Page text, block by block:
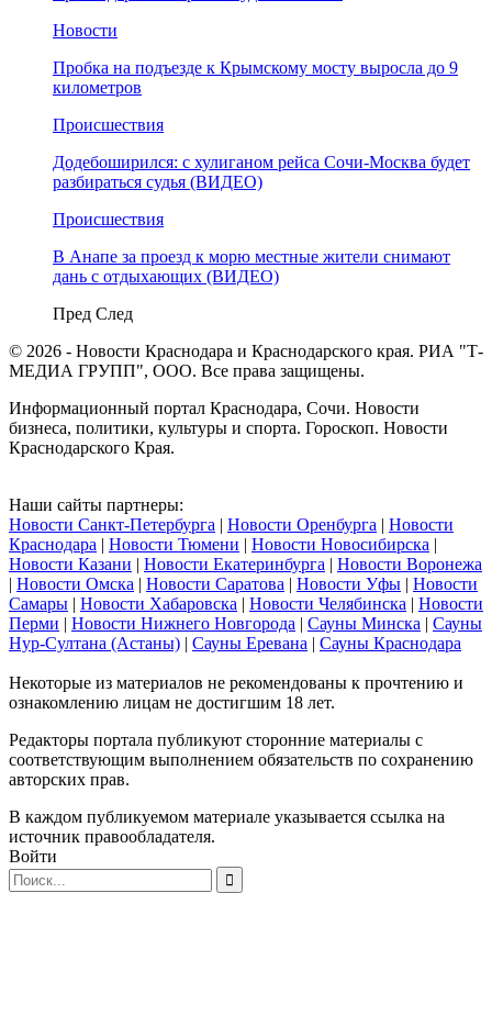
Новости
Пробка на подъезде к Крымскому мосту выросла до 9
километров
Происшествия
Додебоширился: с хулиганом рейса Сочи-Москва будет
разбираться судья (ВИДЕО)
Происшествия
В Анапе за проезд к морю местные жители снимают
дань с отдыхающих (ВИДЕО)
Пред След
© 2026 - Новости Краснодара и Краснодарского края. РИА "Т-
МЕДИА ГРУПП", ООО. Все права защищены.
Информационный портал Краснодара, Сочи. Новости
бизнеса, политики, культуры и спорта. Гороскоп. Новости
Краснодарского Края.
Наши сайты партнеры:
Новости Санкт-Петербурга | Новости Оренбурга | Новости
Краснодара | Новости Тюмени | Новости Новосибирска |
Новости Казани | Новости Екатеринбурга | Новости Воронежа
| Новости Омска | Новости Саратова | Новости Уфы | Новости
Самары | Новости Хабаровска | Новости Челябинска | Новости
Перми | Новости Нижнего Новгорода | Сауны Минска | Сауны
Нур-Султана (Астаны) | Сауны Еревана | Сауны Краснодара
Некоторые из материалов не рекомендованы к прочтению и
ознакомлению лицам не достигшим 18 лет.
Редакторы портала публикуют сторонние материалы с
соответствующим выполнением обязательств по сохранению
авторских прав.
В каждом публикуемом материале указывается ссылка на
источник правообладателя.
Войти